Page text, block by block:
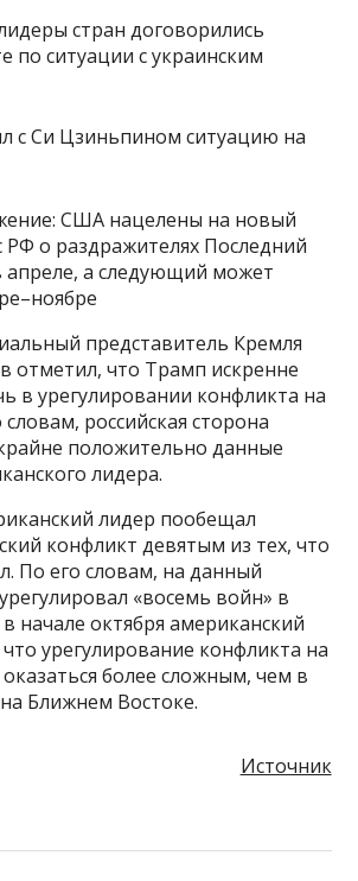
стран договорились
по ситуации с украинским
США нацелены на новый
РФ о раздражителях Последний
апреле, а следующий может
представитель Кремля
отметил, что Трамп искренне
в урегулировании конфликта на
российская сторона
положительно данные
лидера.
лидер пообещал
конфликт девятым из тех, что
По его словам, на данный
«восемь войн» в
начале октября американский
урегулирование конфликта на
более сложным, чем в
Ближнем Востоке.
Источник